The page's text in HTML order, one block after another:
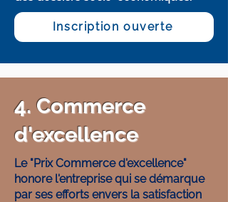
Inscription ouverte
4. Commerce
d'excellence
Le "Prix Commerce d'excellence"
honore l'entreprise qui se démarque
par ses efforts envers la satisfaction